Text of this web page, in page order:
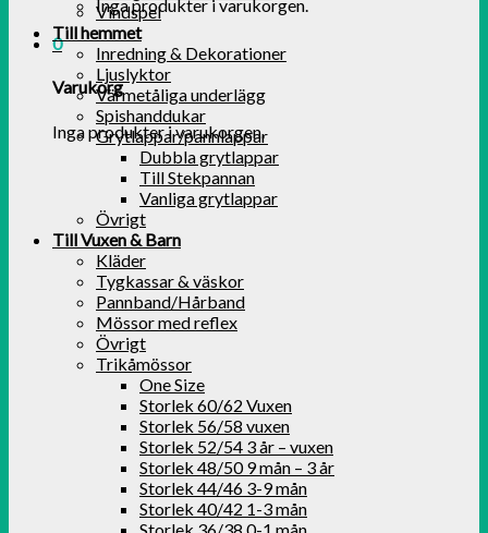
Inga produkter i varukorgen.
0
Varukorg
Inga produkter i varukorgen.
Vindspel
Till hemmet
Inredning & Dekorationer
Ljuslyktor
Värmetåliga underlägg
Spishanddukar
Grytlappar/pannlappar
Dubbla grytlappar
Till Stekpannan
Vanliga grytlappar
Övrigt
Till Vuxen & Barn
Kläder
Tygkassar & väskor
Pannband/Hårband
Mössor med reflex
Övrigt
Trikåmössor
One Size
Storlek 60/62 Vuxen
Storlek 56/58 vuxen
Storlek 52/54 3 år – vuxen
Storlek 48/50 9 mån – 3 år
Storlek 44/46 3-9 mån
Storlek 40/42 1-3 mån